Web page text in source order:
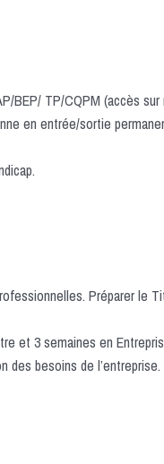
BEP/ TP/CQPM (accès
en entrée/sortie
Préparer le
3 semaines en
besoins de